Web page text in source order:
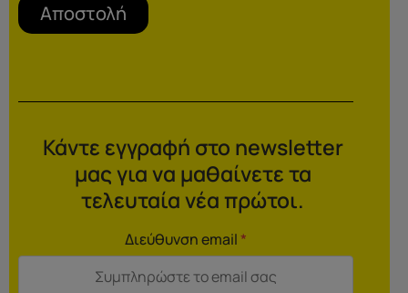
Αποστολή
Κάντε εγγραφή στο newsletter
μας για να μαθαίνετε τα
τελευταία νέα πρώτοι.
Διεύθυνση email*